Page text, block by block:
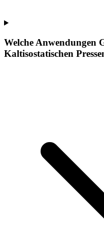
Welche Anwendungen
Kaltisostatischen